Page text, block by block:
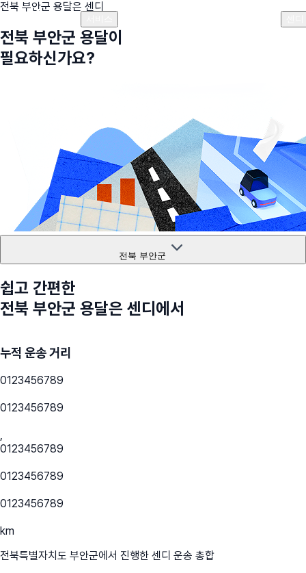
전북 부안군 용달은 센디
전북 부안군 용달이
필요하신가요?
전북 부안군
쉽고 간편한
전북 부안군 용달은 센디에서
누적 운송 거리
0123456789
0123456789
,
0123456789
0123456789
0123456789
km
전북특별자치도 부안군에서 진행한 센디 운송 총합